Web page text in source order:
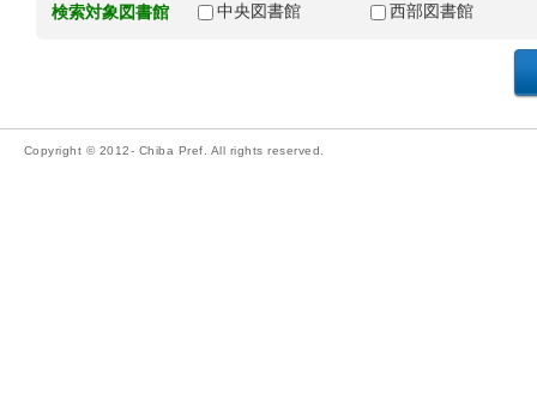
検索対象図書館 中央図書館 西部図書館
Copyright © 2012- Chiba Pref. All rights reserved.